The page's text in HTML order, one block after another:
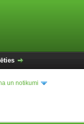
un notikumi